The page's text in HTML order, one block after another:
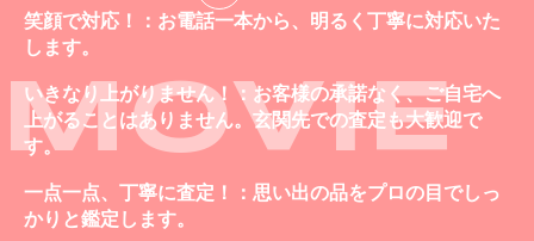
笑顔で対応！：お電話一本から、明るく丁寧に対応いた
します。
いきなり上がりません！：お客様の承諾なく、ご自宅へ
上がることはありません。玄関先での査定も大歓迎で
す。
一点一点、丁寧に査定！：思い出の品をプロの目でしっ
かりと鑑定します。
MOVIE